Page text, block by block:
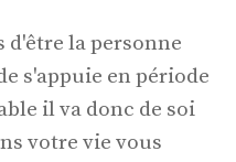
d'être la personne
s'appuie en période
il va donc de soi
votre vie vous